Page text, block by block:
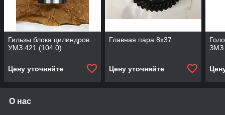
Гильзы блока цилиндров
УМЗ 421 (104.0)
Цену уточняйте
Главная пара 8х37
Цену уточняйте
ЗМЗ
О нас